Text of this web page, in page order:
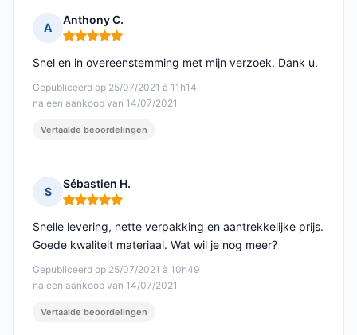
A
Anthony C.
Opmerking: 5 van 5
Gepubliceerd op 25/07/2021 à 11h14
na een aankoop van 14/07/2021
Snel en in overeenstemming met mijn verzoek. Dank u.
Vertaalde beoordelingen
S
Sébastien H.
Opmerking: 5 van 5
Gepubliceerd op 25/07/2021 à 10h49
na een aankoop van 14/07/2021
Snelle levering, nette verpakking en aantrekkelijke prijs.
Goede kwaliteit materiaal. Wat wil je nog meer?
Vertaalde beoordelingen